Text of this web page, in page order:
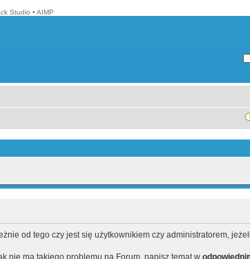
Studio • AIMP
od tego czy jest się użytkownikiem czy administratorem,
nie ma takiego problemu na Forum, napisz temat w